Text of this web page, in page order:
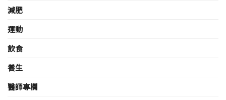
減肥
運動
飲食
養生
醫師專欄